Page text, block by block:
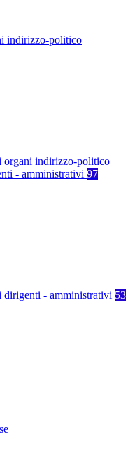
indirizzo-politico
organi indirizzo-politico
- amministrativi 97
dirigenti - amministrativi 53